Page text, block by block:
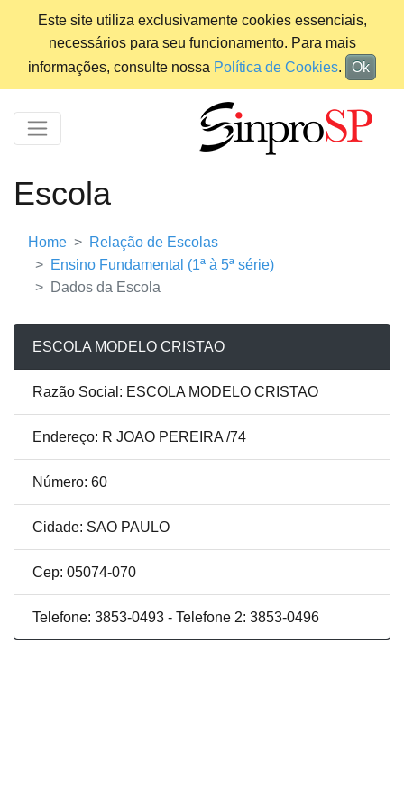
Este site utiliza exclusivamente cookies essenciais,
necessários para seu funcionamento. Para mais
informações, consulte nossa Política de Cookies. Ok
Escola
Home
Relação de Escolas
Ensino Fundamental (1ª à 5ª série)
Dados da Escola
ESCOLA MODELO CRISTAO
Razão Social: ESCOLA MODELO CRISTAO
Endereço: R JOAO PEREIRA /74
Número: 60
Cidade: SAO PAULO
Cep: 05074-070
Telefone: 3853-0493 - Telefone 2: 3853-0496